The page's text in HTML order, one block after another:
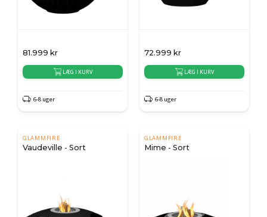
81.999 kr
LÆG I KURV
6-8 uger
72.999 kr
LÆG I KURV
6-8 uger
GLAMMFIRE
Vaudeville - Sort
GLAMMFIRE
Mime - Sort